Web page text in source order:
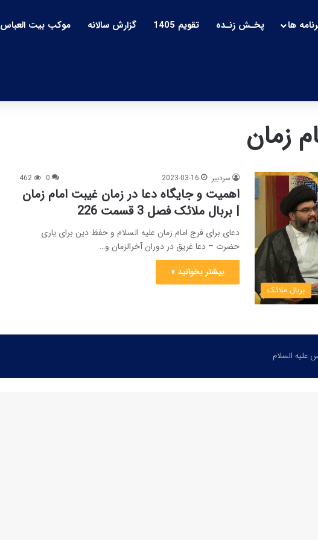
ها پخـش زنـده تقویم 1405 گزارش سالانه موکب بیت العباس
زمان
بربال ملائک
سردبیر 2023-03-16
0
462
اهمیت و جایگاه دعا در زمان غیبت امام زمان
| بربال ملائک فصل 3 قسمت 226
دعای برای فرج امام زمان علیه السلام و حفظ دین برای یاری
حضرت – دعا غریق در دوران آخرالزمان و…
بیشتر بخوانید »
علیه السلام